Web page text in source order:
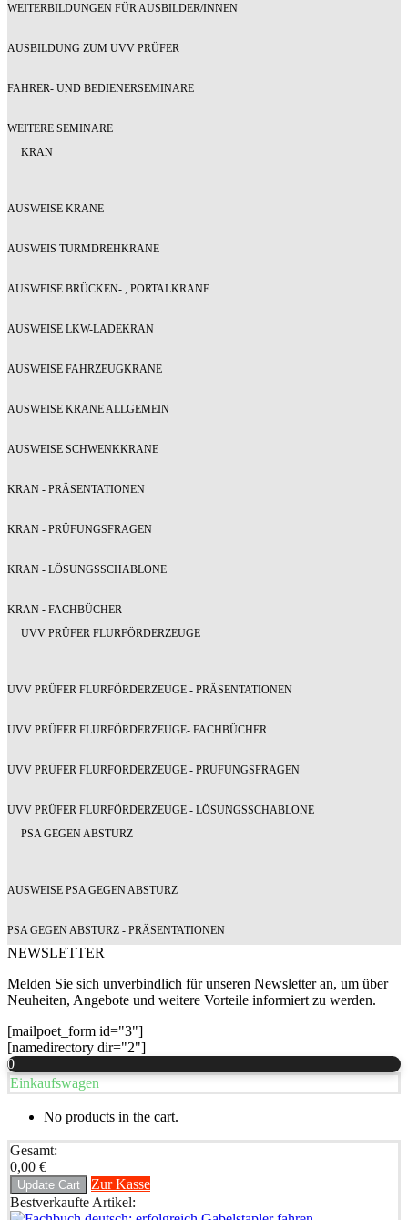
WEITERBILDUNGEN FÜR AUSBILDER/INNEN
AUSBILDUNG ZUM UVV PRÜFER
FAHRER- UND BEDIENERSEMINARE
WEITERE SEMINARE
KRAN
AUSWEISE KRANE
AUSWEIS TURMDREHKRANE
AUSWEISE BRÜCKEN- , PORTALKRANE
AUSWEISE LKW-LADEKRAN
AUSWEISE FAHRZEUGKRANE
AUSWEISE KRANE ALLGEMEIN
AUSWEISE SCHWENKKRANE
KRAN - PRÄSENTATIONEN
KRAN - PRÜFUNGSFRAGEN
KRAN - LÖSUNGSSCHABLONE
KRAN - FACHBÜCHER
UVV PRÜFER FLURFÖRDERZEUGE
UVV PRÜFER FLURFÖRDERZEUGE - PRÄSENTATIONEN
UVV PRÜFER FLURFÖRDERZEUGE- FACHBÜCHER
UVV PRÜFER FLURFÖRDERZEUGE - PRÜFUNGSFRAGEN
UVV PRÜFER FLURFÖRDERZEUGE - LÖSUNGSSCHABLONE
PSA GEGEN ABSTURZ
AUSWEISE PSA GEGEN ABSTURZ
PSA GEGEN ABSTURZ - PRÄSENTATIONEN
NEWSLETTER
Melden Sie sich unverbindlich für unseren Newsletter an, um über
Neuheiten, Angebote und weitere Vorteile informiert zu werden.
[mailpoet_form id="3"]
[namedirectory dir="2"]
0
Einkaufswagen
No products in the cart.
Gesamt:
0,00 €
Update Cart
Zur Kasse
Bestverkaufte Artikel: